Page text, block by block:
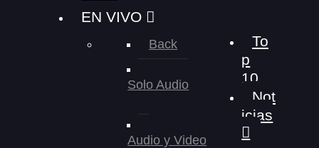
EN VIVO
Back
Solo Audio
Audio y Video
To
p
10
Not
icias